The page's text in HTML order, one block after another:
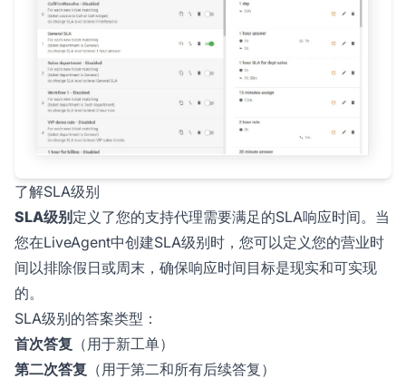
了解SLA级别
SLA级别定义了您的支持代理需要满足的SLA响应时间。当
您在LiveAgent中创建SLA级别时，您可以定义您的营业时
间以排除假日或周末，确保响应时间目标是现实和可实现
的。
SLA级别的答案类型：
首次答复 （用于新工单）
第二次答复 （用于第二和所有后续答复）